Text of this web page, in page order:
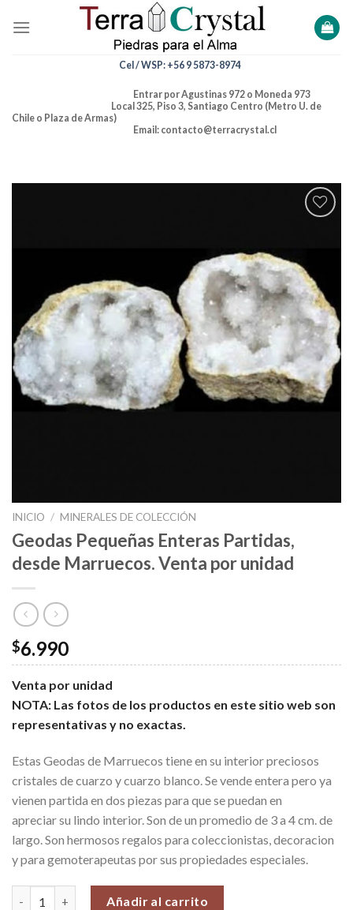
Cel / WSP: +56 9 5873-8974
Entrar por Agustinas 972 o Moneda 973
Local 325, Piso 3, Santiago Centro (Metro U. de
Chile o Plaza de Armas)
Email: contacto@terracrystal.cl
lista de
deseos
INICIO / MINERALES DE COLECCIÓN
Geodas Pequeñas Enteras Partidas,
desde Marruecos. Venta por unidad
$6.990
Venta por unidad
NOTA: Las fotos de los productos en este sitio web son
representativas y no exactas.
Estas Geodas de Marruecos tiene en su interior preciosos
cristales de cuarzo y cuarzo blanco. Se vende entera pero ya
vienen partida en dos piezas para que se puedan en
apreciar su lindo interior. Son de un promedio de 3 a 4 cm. de
largo. Son hermosos regalos para coleccionistas, decoracion
y para gemoterapeutas por sus propiedades especiales.
Añadir al carrito